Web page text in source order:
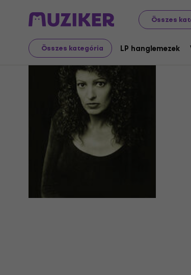
Összes
Összes kategória LP hanglemezek